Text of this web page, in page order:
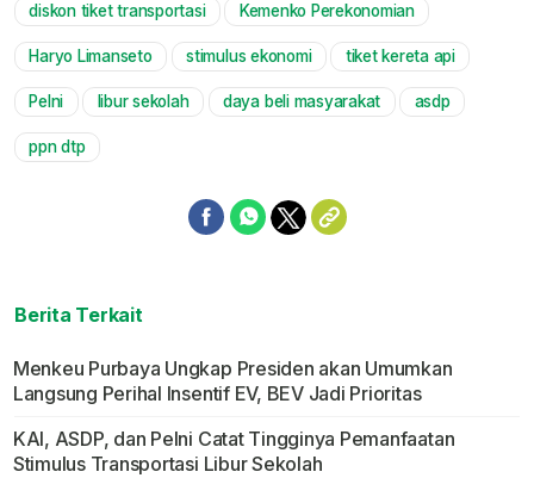
diskon tiket transportasi Kemenko Perekonomian
Haryo Limanseto stimulus ekonomi tiket kereta api
Pelni libur sekolah daya beli masyarakat asdp
ppn dtp
Berita Terkait
Menkeu Purbaya Ungkap Presiden akan Umumkan
Langsung Perihal Insentif EV, BEV Jadi Prioritas
KAI, ASDP, dan Pelni Catat Tingginya Pemanfaatan
Stimulus Transportasi Libur Sekolah